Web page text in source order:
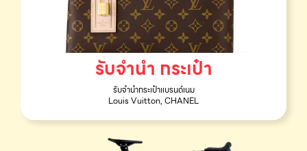
รับจำนำ กระเป๋า
รับจำนำกระเป๋าแบรนด์เนม
Louis Vuitton, CHANEL